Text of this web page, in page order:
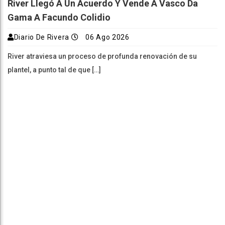
River Llegó A Un Acuerdo Y Vende A Vasco Da
Gama A Facundo Colidio
Diario De Rivera 06 Ago 2026
River atraviesa un proceso de profunda renovación de su
plantel, a punto tal de que […]